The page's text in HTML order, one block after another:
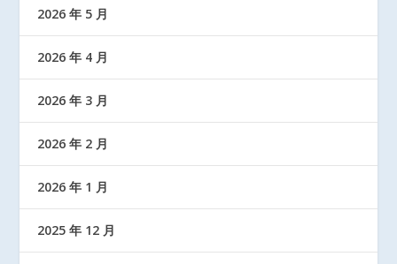
2026 年 5 月
2026 年 4 月
2026 年 3 月
2026 年 2 月
2026 年 1 月
2025 年 12 月